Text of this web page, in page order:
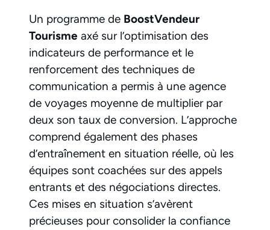
Un programme de BoostVendeur
Tourisme axé sur l’optimisation des
indicateurs de performance et le
renforcement des techniques de
communication a permis à une agence
de voyages moyenne de multiplier par
deux son taux de conversion. L’approche
comprend également des phases
d’entraînement en situation réelle, où les
équipes sont coachées sur des appels
entrants et des négociations directes.
Ces mises en situation s’avèrent
précieuses pour consolider la confiance